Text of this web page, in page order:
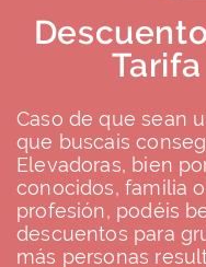
Caso de que sean
que buscais
Elevadoras, bien
conocidos, familia
profesión, podéis
descuentos para
más personas